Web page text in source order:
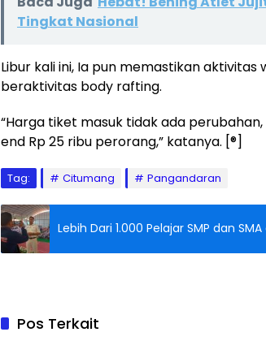
Tingkat Nasional
Libur kali ini, Ia pun memastikan
beraktivitas body rafting.
“Harga tiket masuk tidak ada
end Rp 25 ribu perorang,” katanya. [®]
Tag: Citumang Pangandaran
Lebih Dari 1.000 Pelajar SMP dan
Pos Terkait